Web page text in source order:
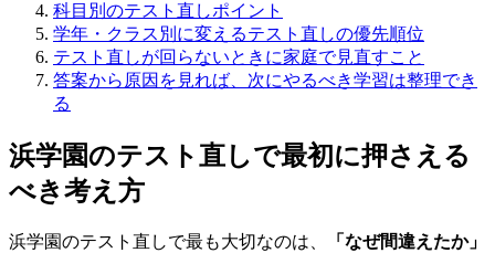
科目別のテスト直しポイント
学年・クラス別に変えるテスト直しの優先順位
テスト直しが回らないときに家庭で見直すこと
答案から原因を見れば、次にやるべき学習は整理でき
る
浜学園のテスト直しで最初に押さえる
べき考え方
浜学園のテスト直しで最も大切なのは、
「なぜ間違えたか」